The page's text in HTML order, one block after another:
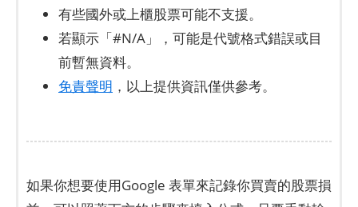
有些國外或上櫃股票可能不支援。
若顯示「#N/A」，可能是代號格式錯誤或目
前暫無資料。
免責聲明 ，以上提供資訊僅供參考。
如果你想要使用Google 表單來記錄你買賣的股票損